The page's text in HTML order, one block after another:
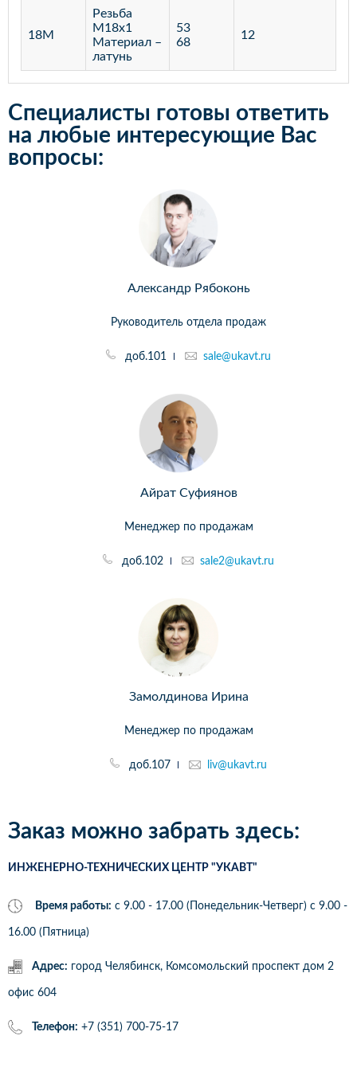
18М
Резьба
М18х1
Материал –
латунь
53
68
12
Специалисты готовы ответить
на любые интересующие Вас
вопросы:
Александр Рябоконь
Руководитель отдела продаж
доб.101 sale@ukavt.ru
Айрат Суфиянов
Менеджер по продажам
доб.102 sale2@ukavt.ru
Замолдинова Ирина
Менеджер по продажам
доб.107 liv@ukavt.ru
Заказ можно забрать здесь:
ИНЖЕНЕРНО-ТЕХНИЧЕСКИХ ЦЕНТР "УКАВТ"
Время работы: с 9.00 - 17.00 (Понедельник-Четверг) c 9.00 -
16.00 (Пятница)
Адрес: город Челябинск, Комсомольский проспект дом 2
офис 604
Телефон: +7 (351) 700-75-17